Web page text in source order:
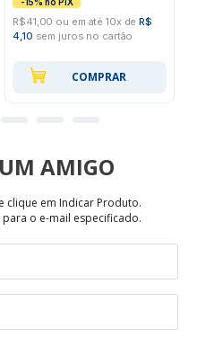
R$41,00 ou em até 10x deR$
4,10 sem juros no cartão
COMPRAR
clique em Indicar Produto.
o e-mail especificado.